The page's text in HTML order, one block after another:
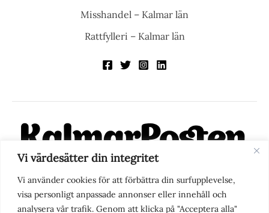
Vi värdesätter din integritet
Vi använder cookies för att förbättra din surfupplevelse,
visa personligt anpassade annonser eller innehåll och
analysera vår trafik. Genom att klicka på "Acceptera alla"
Misshandel – Kalmar län
Rattfylleri – Kalmar län
KalmarPosten är en modern lokalnyhetstidning på nätet. Med
fokus på Kalmarregionen, men också med blick för det större
perspektivet, vill vi vara din självklara kanal för nyheter,